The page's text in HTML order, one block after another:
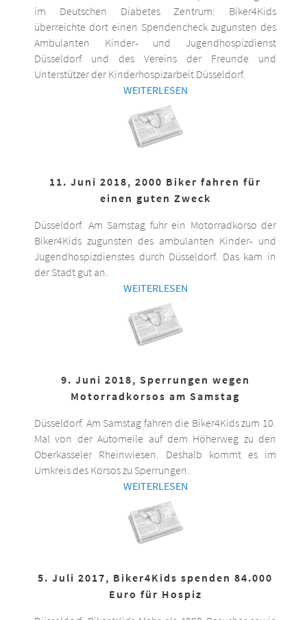
im Deutschen Diabetes Zentrum: Biker4Kids
überreichte dort einen Spendencheck zugunsten des
Ambulanten Kinder- und Jugendhospizdienst
Düsseldorf und des Vereins der Freunde und
Unterstützer der Kinderhospizarbeit Düsseldorf.
WEITERLESEN
11. Juni 2018, 2000 Biker fahren für
einen guten Zweck
Düsseldorf. Am Samstag fuhr ein Motorradkorso der
Biker4Kids zugunsten des ambulanten Kinder- und
Jugendhospizdienstes durch Düsseldorf. Das kam in
der Stadt gut an.
WEITERLESEN
9. Juni 2018, Sperrungen wegen
Motorradkorsos am Samstag
Düsseldorf. Am Samstag fahren die Biker4Kids zum 10.
Mal von der Automeile auf dem Höherweg zu den
Oberkasseler Rheinwiesen. Deshalb kommt es im
Umkreis des Korsos zu Sperrungen.
WEITERLESEN
5. Juli 2017, Biker4Kids spenden 84.000
Euro für Hospiz